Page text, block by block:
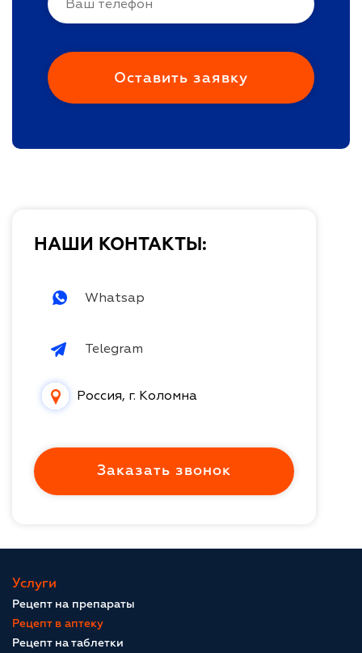
НАШИ КОНТАКТЫ:
Whatsap
Telegram
Россия, г. Коломна
Заказать звонок
Услуги
Рецепт на препараты
Рецепт в аптеку
Рецепт на таблетки